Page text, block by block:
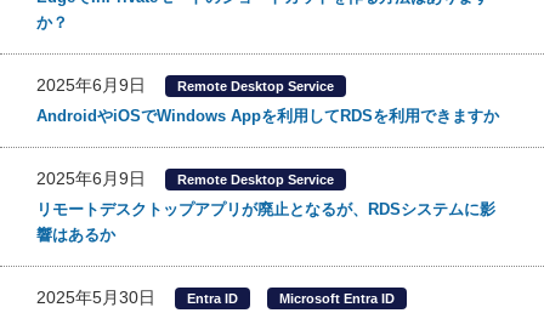
か？
2025年6月9日 Remote Desktop Service
AndroidやiOSでWindows Appを利用してRDSを利用できますか
2025年6月9日 Remote Desktop Service
リモートデスクトップアプリが廃止となるが、RDSシステムに影
響はあるか
2025年5月30日 Entra ID Microsoft Entra ID